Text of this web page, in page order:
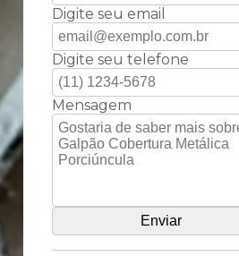
Digite seu email
Digite seu telefone
Mensagem